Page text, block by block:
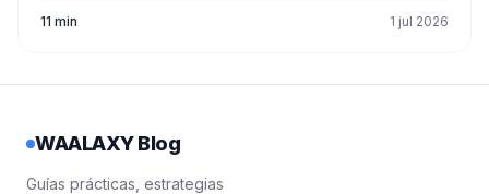
11 min 1 jul 2026
WAALAXY Blog
Guías prácticas, estrategias